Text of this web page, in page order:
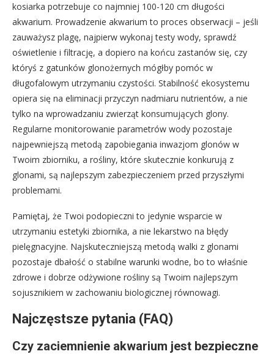
kosiarka potrzebuje co najmniej 100-120 cm długości
akwarium. Prowadzenie akwarium to proces obserwacji – jeśli
zauważysz plagę, najpierw wykonaj testy wody, sprawdź
oświetlenie i filtrację, a dopiero na końcu zastanów się, czy
któryś z gatunków glonożernych mógłby pomóc w
długofalowym utrzymaniu czystości. Stabilność ekosystemu
opiera się na eliminacji przyczyn nadmiaru nutrientów, a nie
tylko na wprowadzaniu zwierząt konsumujących glony.
Regularne monitorowanie parametrów wody pozostaje
najpewniejszą metodą zapobiegania inwazjom glonów w
Twoim zbiorniku, a rośliny, które skutecznie konkurują z
glonami, są najlepszym zabezpieczeniem przed przyszłymi
problemami.
Pamiętaj, że Twoi podopieczni to jedynie wsparcie w
utrzymaniu estetyki zbiornika, a nie lekarstwo na błędy
pielęgnacyjne. Najskuteczniejszą metodą walki z glonami
pozostaje dbałość o stabilne warunki wodne, bo to właśnie
zdrowe i dobrze odżywione rośliny są Twoim najlepszym
sojusznikiem w zachowaniu biologicznej równowagi.
Najczęstsze pytania (FAQ)
Czy zaciemnienie akwarium jest bezpieczne